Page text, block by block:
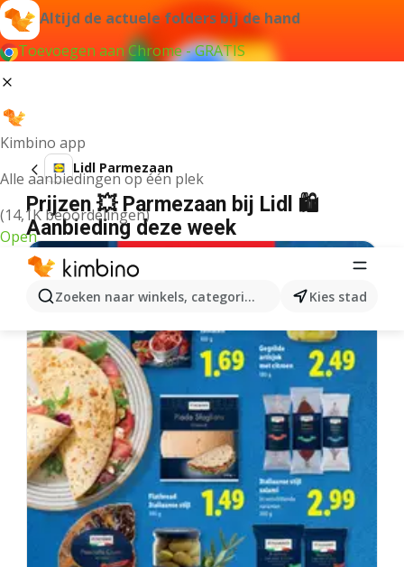
Altijd de actuele folders bij de hand
Toevoegen aan Chrome - GRATIS
Kimbino app
Alle aanbiedingen op één plek
(14,1K beoordelingen)
Open
Zoeken naar winkels, categorieën, producten...
Kies stad
Lidl Parmezaan
Prijzen 💥 Parmezaan bij Lidl 🛍️
Aanbieding deze week